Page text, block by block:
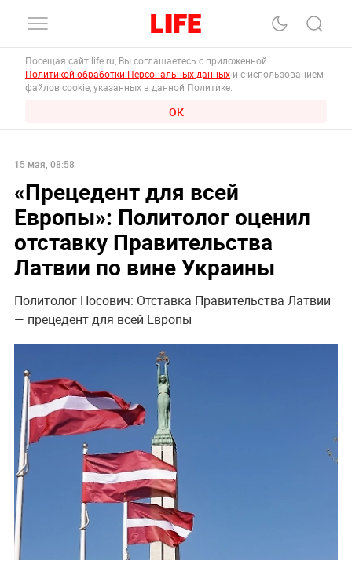
Посещая сайт life.ru, Вы соглашаетесь с приложенной
Политикой обработки Персональных данных и с использованием
файлов cookie, указанных в данной Политике.
ОК
15 мая, 08:58
«Прецедент для всей
Европы»: Политолог оценил
отставку Правительства
Латвии по вине Украины
Политолог Носович: Отставка Правительства Латвии
— прецедент для всей Европы